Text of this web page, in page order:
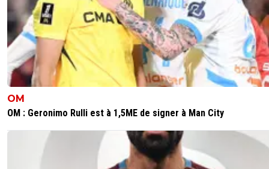
OM
OM : Geronimo Rulli est à 1,5ME de signer à Man City